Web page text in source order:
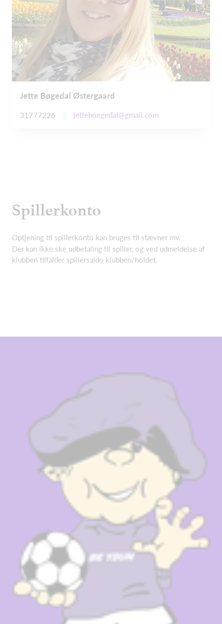
Jette Bøgedal Østergaard
31777226 jetteboegedal@gmail.com
Spillerkonto
Optjening til spillerkonto kan bruges til stævner mv.
Der kan ikke ske udbetaling til spiller, og ved udmeldelse af
klubben tilfalder spillersaldo klubben/holdet.